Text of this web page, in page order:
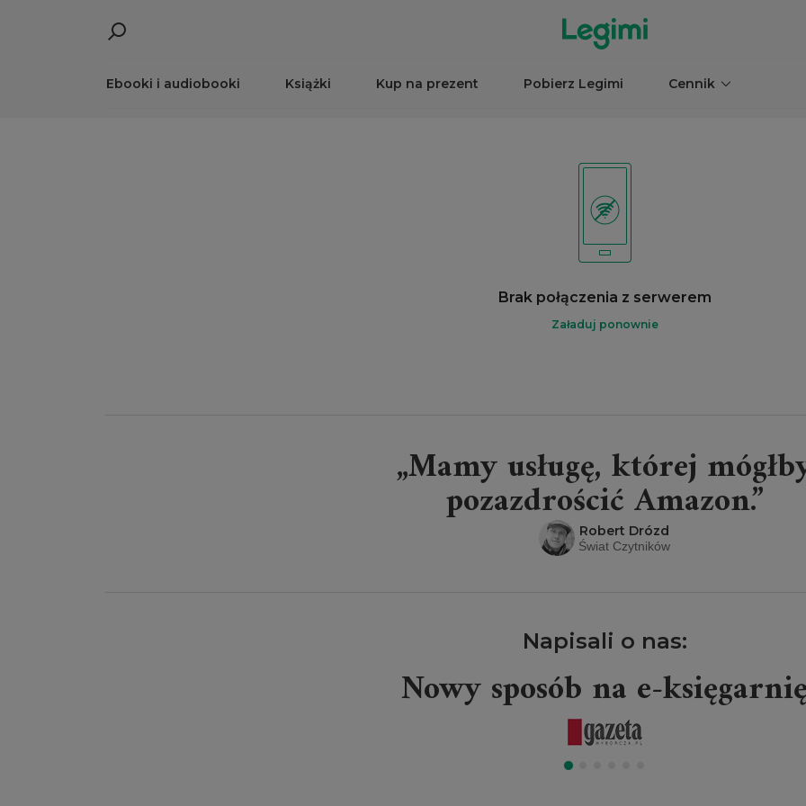
Ebooki i audiobooki Książki Kup na prezent Pobierz Legimi Cennik
Brak połączenia z serwerem
Załaduj ponownie
„Mamy usługę, której
pozazdrościć Amazon.”
Robert Drózd
Świat Czytników
Napisali o nas:
Nowy sposób na e-